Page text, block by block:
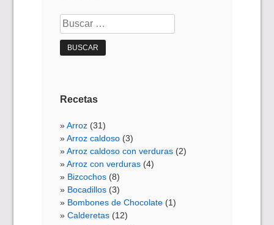
Buscar:
Recetas
Arroz (31)
Arroz caldoso (3)
Arroz caldoso con verduras (2)
Arroz con verduras (4)
Bizcochos (8)
Bocadillos (3)
Bombones de Chocolate (1)
Calderetas (12)